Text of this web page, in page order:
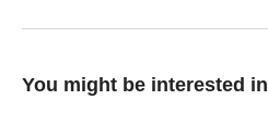
You might be interested in